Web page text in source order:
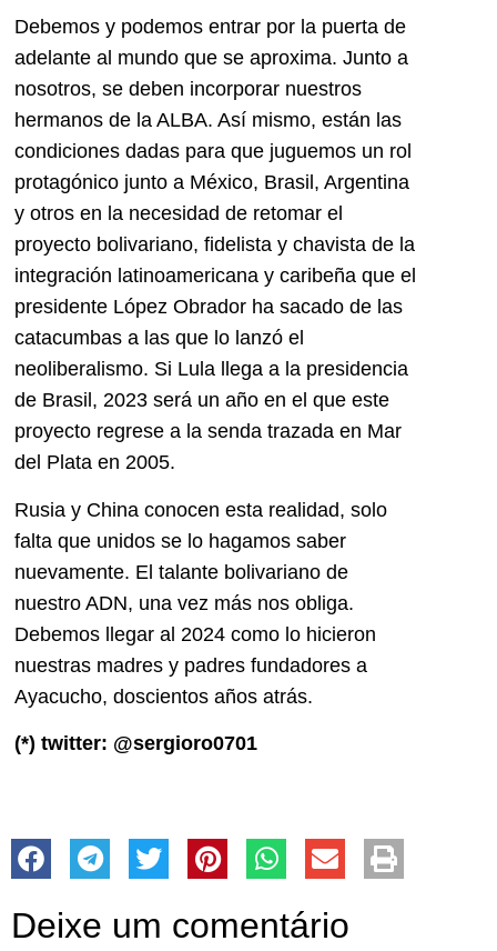
Debemos y podemos entrar por la puerta de
adelante al mundo que se aproxima. Junto a
nosotros, se deben incorporar nuestros
hermanos de la ALBA. Así mismo, están las
condiciones dadas para que juguemos un rol
protagónico junto a México, Brasil, Argentina
y otros en la necesidad de retomar el
proyecto bolivariano, fidelista y chavista de la
integración latinoamericana y caribeña que el
presidente López Obrador ha sacado de las
catacumbas a las que lo lanzó el
neoliberalismo. Si Lula llega a la presidencia
de Brasil, 2023 será un año en el que este
proyecto regrese a la senda trazada en Mar
del Plata en 2005.
Rusia y China conocen esta realidad, solo
falta que unidos se lo hagamos saber
nuevamente. El talante bolivariano de
nuestro ADN, una vez más nos obliga.
Debemos llegar al 2024 como lo hicieron
nuestras madres y padres fundadores a
Ayacucho, doscientos años atrás.
(*) twitter: @sergioro0701
Deixe um comentário